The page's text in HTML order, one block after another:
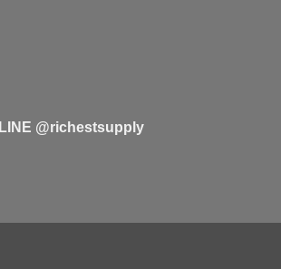
LINE @richestsupply